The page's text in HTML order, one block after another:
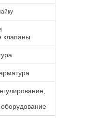
клапаны